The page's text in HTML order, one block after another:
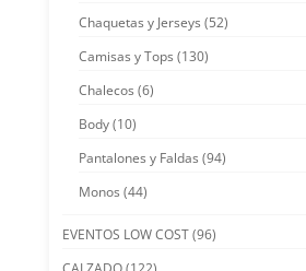
Chaquetas y Jerseys (52)
Camisas y Tops (130)
Chalecos (6)
Body(10)
Pantalones y Faldas (94)
Monos (44)
EVENTOS LOW COST(96)